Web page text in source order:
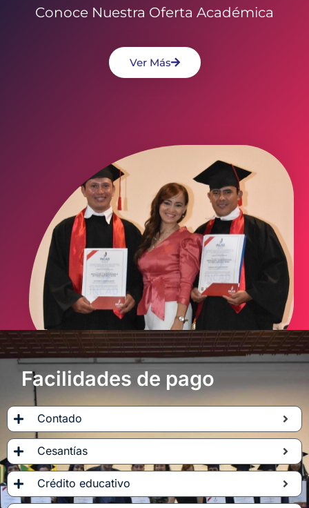
Conoce Nuestra Oferta Académica
Ver Más
Facilidades de pago
Contado
Cesantías
Crédito educativo